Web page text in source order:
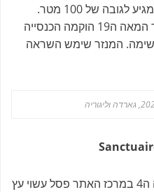
מנזר יוצר דופן שנבנה על מצוק המגיע לגובה של 100 מטר.
המקום הוקם במאה ה10 ובמהלך המאה ה19 הוקמה הכנסייה
המנזר שימש השראה
מתחם קדוש שנבנה סביב המאה ה4 במרכז האתר פסל עשוי עץ